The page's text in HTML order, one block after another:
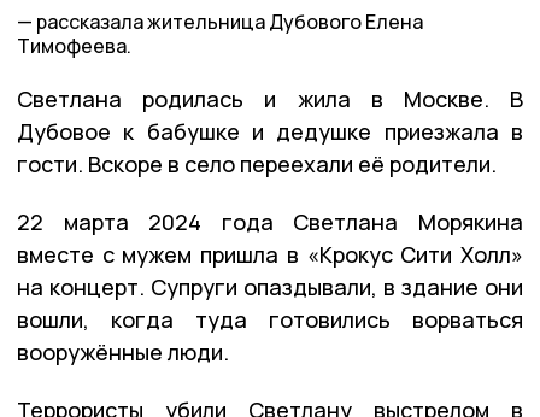
рассказала жительница Дубового Елена
Тимофеева.
Светлана родилась и жила в Москве. В
Дубовое к бабушке и дедушке приезжала в
гости. Вскоре в село переехали её родители.
22 марта 2024 года Светлана Морякина
вместе с мужем пришла в «Крокус Сити Холл»
на концерт. Супруги опаздывали, в здание они
вошли, когда туда готовились ворваться
вооружённые люди.
Террористы убили Светлану выстрелом в